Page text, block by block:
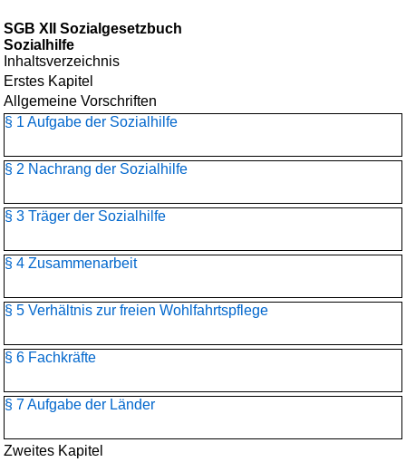
SGB XII Sozialgesetzbuch
Sozialhilfe
Inhaltsverzeichnis
Erstes Kapitel
Allgemeine Vorschriften
§ 1 Aufgabe der Sozialhilfe
§ 2 Nachrang der Sozialhilfe
§ 3 Träger der Sozialhilfe
§ 4 Zusammenarbeit
§ 5 Verhältnis zur freien Wohlfahrtspflege
§ 6 Fachkräfte
§ 7 Aufgabe der Länder
Zweites Kapitel